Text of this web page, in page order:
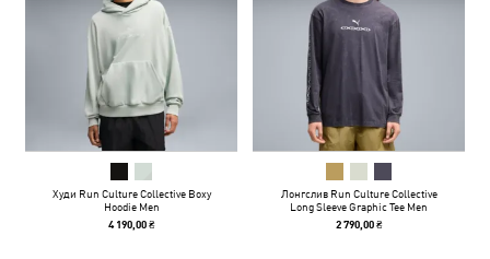
Худи Run Culture Collective Boxy
Hoodie Men
4 190,00 ₴
Лонгслив Run Culture Collective
Long Sleeve Graphic Tee Men
2 790,00 ₴